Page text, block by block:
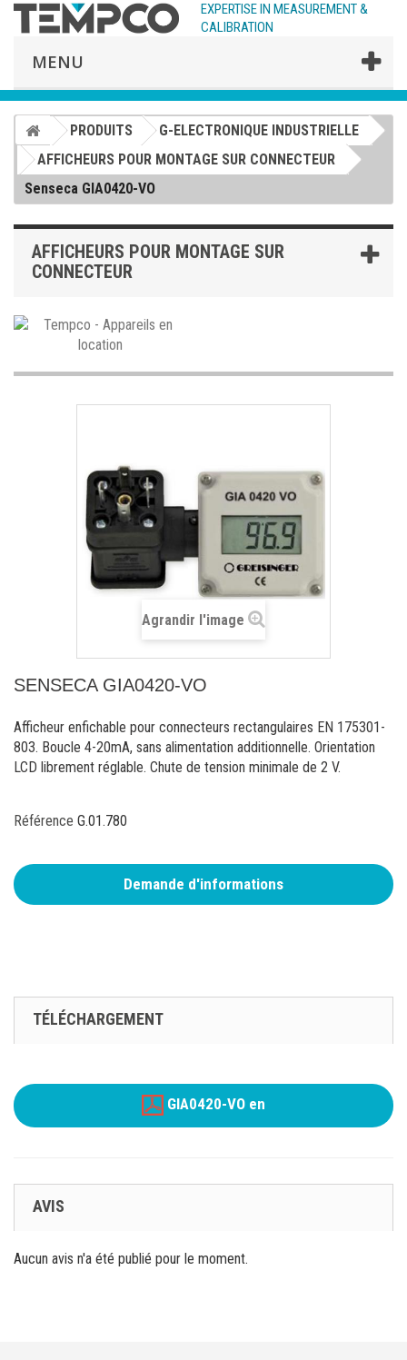
EXPERTISE IN MEASUREMENT &
CALIBRATION
MENU
PRODUITS
G-ELECTRONIQUE INDUSTRIELLE
AFFICHEURS POUR MONTAGE SUR CONNECTEUR
Senseca GIA0420-VO
AFFICHEURS POUR MONTAGE SUR
CONNECTEUR
Agrandir l'image
SENSECA GIA0420-VO
Afficheur enfichable pour connecteurs rectangulaires EN 175301-
803. Boucle 4-20mA, sans alimentation additionnelle. Orientation
LCD librement réglable. Chute de tension minimale de 2 V.
Référence G.01.780
Demande d'informations
TÉLÉCHARGEMENT
GIA0420-VO en
AVIS
Aucun avis n'a été publié pour le moment.